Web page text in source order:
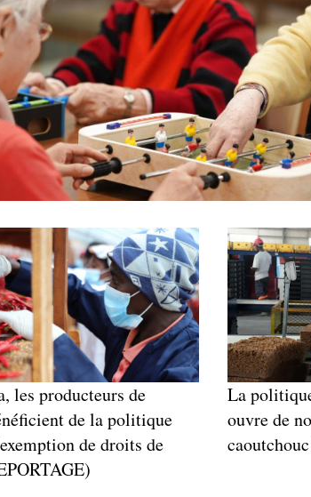
les producteurs de
de la politique
de droits de
La
ouvre de